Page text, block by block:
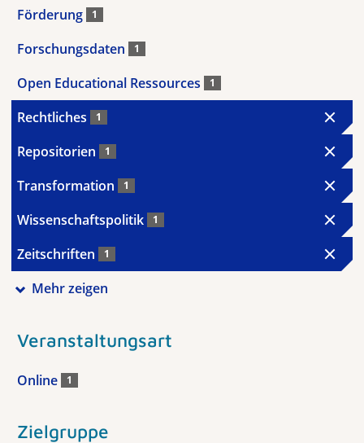
Förderung 1
Forschungsdaten 1
Open Educational Ressources 1
Rechtliches 1
Repositorien 1
Transformation 1
Wissenschaftspolitik 1
Zeitschriften 1
Mehr zeigen
Veranstaltungsart
Online 1
Zielgruppe